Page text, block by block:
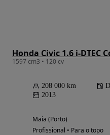
Honda Civic 1.6 i-DTEC
1597 cm3 • 120 cv
208 000 km
2013
Maia (Porto)
Profissional • Para o topo